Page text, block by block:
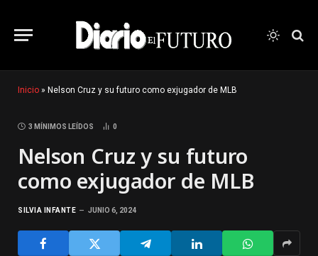
Inicio » Nelson Cruz y su futuro como exjugador de MLB
3 MÍNIMOS LEÍDOS 0
Nelson Cruz y su futuro
como exjugador de MLB
SILVIA INFANTE JUNIO 6, 2024